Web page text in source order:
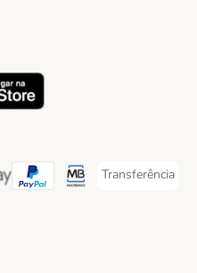
Method
Method
Pay Payment Method
PayPal Payment Method
Multibanco Payment
Transferência
Transferência
Method